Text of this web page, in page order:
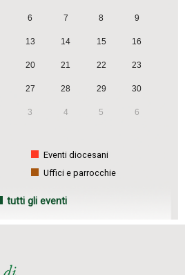
6 7 8 9
13 14 15 16
20 21 22 23
27 28 29 30
3 4 5 6
Eventi diocesani
Uffici e parrocchie
tutti gli eventi